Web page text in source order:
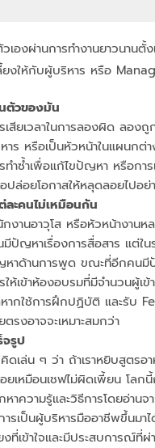
เองผ่านการทำงานยาวนา
งให้กับผู้บริหาร หรือ
ตัวของมัน
เสียเวลาในการลองผิด ลอง
าร หรือเป็นหัวหน้าในแผนก
ทำซ้ำเพื่อแก้ไขปัญหา หรือกา
ปล่อยโอกาสให้หลุดลอยไปอย่
ะคนไม่เหมือนกัน
งานอาวุโส หรือหัวหน้างานห
มีปัญหาเรื่องการสื่อสาร แต่ใ
าด้านการพูด ขณะที่อีกคนมี
ให้เข้าห้องอบรมที่มีจำนวนผู้เ
ากใช้การฝึกปฏิบัติ และรับ
ตรงอาจจะเหมาะสมกว่า
จรูป
ดเล่น ๆ ว่า ถ้าเราหยิบสูตรอ
ยเหมือนเชฟไม่ผิดเพี้ยน โลก
หาความรู้และวิธีการโดยอ่าน
ารเป็นผู้บริหารมืออาชีพขึ้น
งที่เข้าใจและมีประสบการณ์ที่ผ่